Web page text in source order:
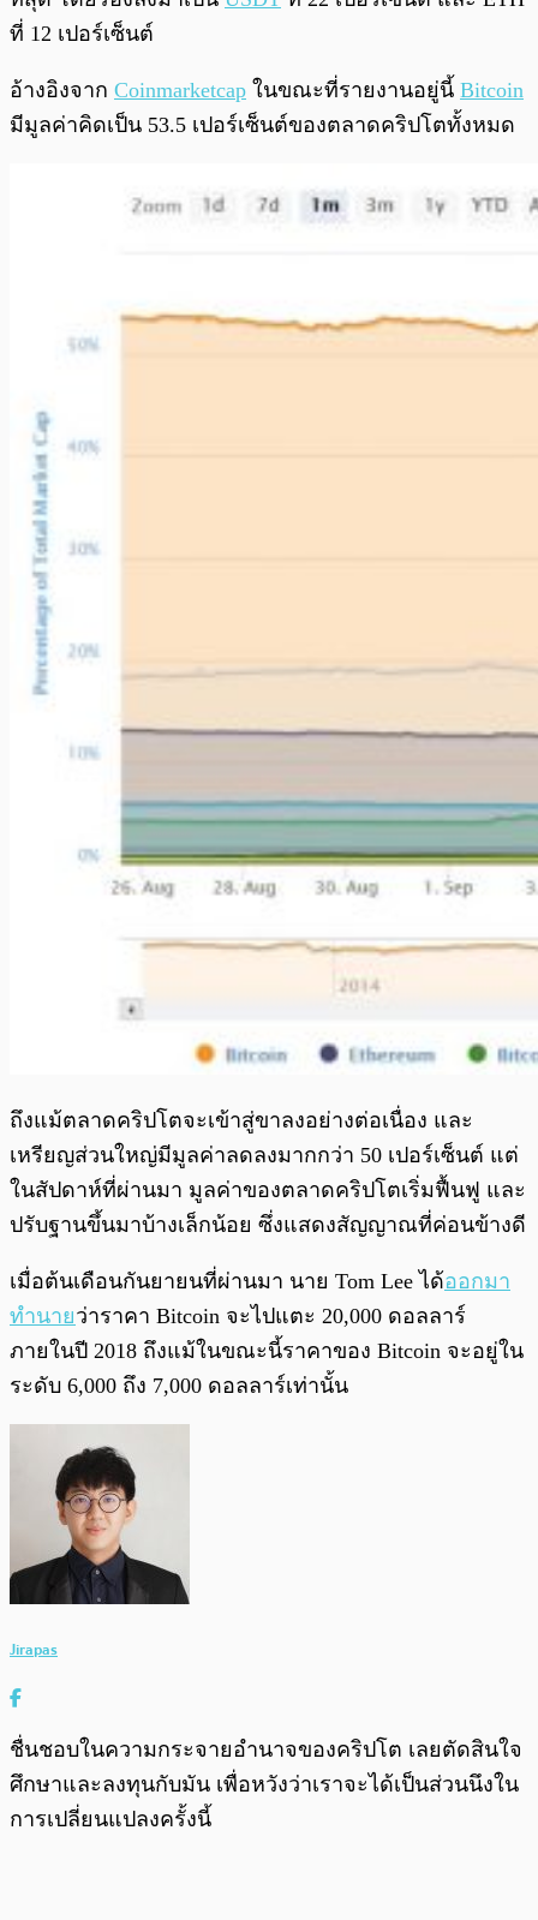
ที่ 12 เปอร์เซ็นต์
อ้างอิงจาก Coinmarketcap ในขณะที่รายงานอยู่นี้ Bitcoin
มีมูลค่าคิดเป็น 53.5 เปอร์เซ็นต์ของตลาดคริปโตทั้งหมด
ถึงแม้ตลาดคริปโตจะเข้าสู่ขาลงอย่างต่อเนื่อง และ
เหรียญส่วนใหญ่มีมูลค่าลดลงมากกว่า 50 เปอร์เซ็นต์ แต่
ในสัปดาห์ที่ผ่านมา มูลค่าของตลาดคริปโตเริ่มฟื้นฟู และ
ปรับฐานขึ้นมาบ้างเล็กน้อย ซึ่งแสดงสัญญาณที่ค่อนข้างดี
เมื่อต้นเดือนกันยายนที่ผ่านมา นาย Tom Lee ได้ออกมา
ทำนายว่าราคา Bitcoin จะไปแตะ 20,000 ดอลลาร์
ภายในปี 2018 ถึงแม้ในขณะนี้ราคาของ Bitcoin จะอยู่ใน
ระดับ 6,000 ถึง 7,000 ดอลลาร์เท่านั้น
Jirapas
ชื่นชอบในความกระจายอำนาจของคริปโต เลยตัดสินใจ
ศึกษาและลงทุนกับมัน เพื่อหวังว่าเราจะได้เป็นส่วนนึงใน
การเปลี่ยนแปลงครั้งนี้